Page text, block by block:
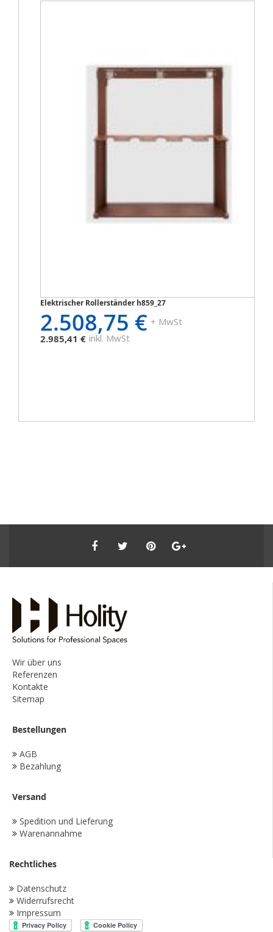
Elektrischer Rollerständer h859_27
2.508,75 € + MwSt
2.985,41 € inkl. MwSt
Wir über uns
Referenzen
Kontakte
Sitemap
Bestellungen
AGB
Bezahlung
Versand
Spedition und Lieferung
Warenannahme
Rechtliches
Datenschutz
Widerrufsrecht
Impressum